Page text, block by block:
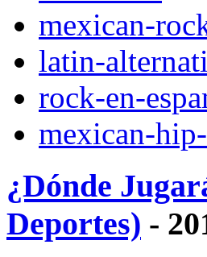
mexican-
latin-
rock-en-
mexican-
¿Dónde
Deportes) -